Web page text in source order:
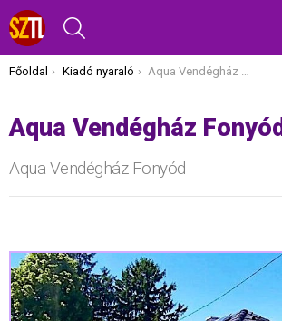
Itt vagy most:
Főoldal Kiadó nyaraló Aqua Vendégház Fonyód
Aqua Vendégház Fonyód
Aqua Vendégház Fonyód